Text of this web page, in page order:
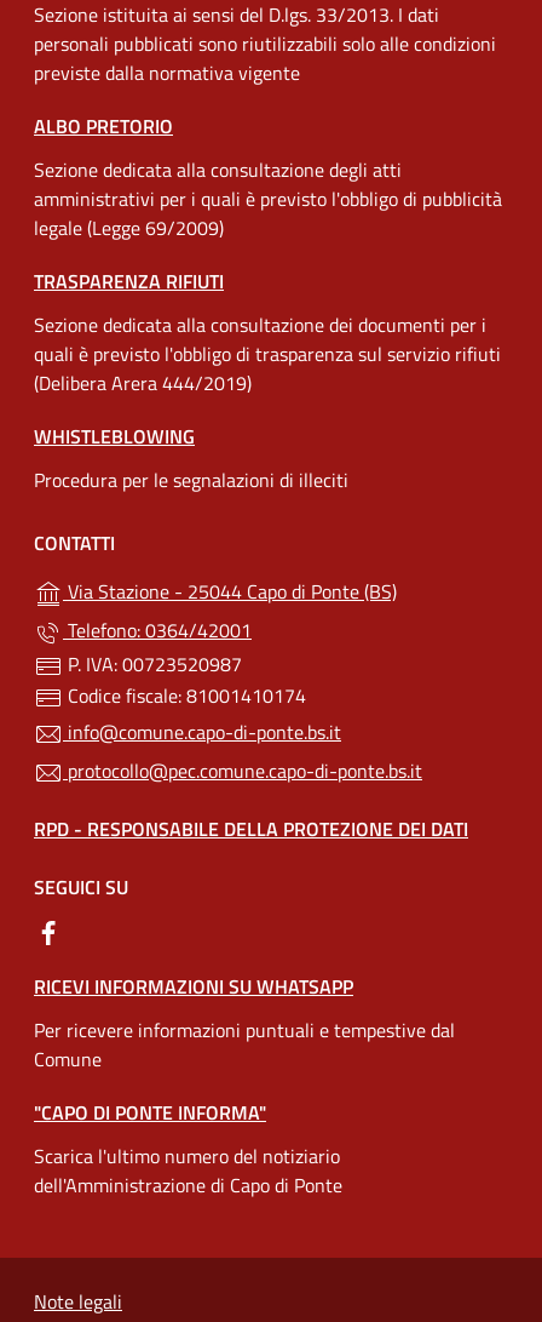
Sezione istituita ai sensi del D.lgs. 33/2013. I dati
personali pubblicati sono riutilizzabili solo alle condizioni
previste dalla normativa vigente
ALBO PRETORIO
Sezione dedicata alla consultazione degli atti
amministrativi per i quali è previsto l'obbligo di pubblicità
legale (Legge 69/2009)
TRASPARENZA RIFIUTI
Sezione dedicata alla consultazione dei documenti per i
quali è previsto l'obbligo di trasparenza sul servizio rifiuti
(Delibera Arera 444/2019)
WHISTLEBLOWING
Procedura per le segnalazioni di illeciti
CONTATTI
Via Stazione - 25044 Capo di Ponte (BS)(apre in un'altra
Telefono: 0364/42001
P. IVA: 00723520987
Codice fiscale: 81001410174
info@comune.capo-di-ponte.bs.it
protocollo@pec.comune.capo-di-ponte.bs.it
RPD - RESPONSABILE DELLA PROTEZIONE DEI DATI
SEGUICI SU
RICEVI INFORMAZIONI SU WHATSAPP
Per ricevere informazioni puntuali e tempestive dal
Comune
"CAPO DI PONTE INFORMA"
Scarica l'ultimo numero del notiziario
dell'Amministrazione di Capo di Ponte
Note legali